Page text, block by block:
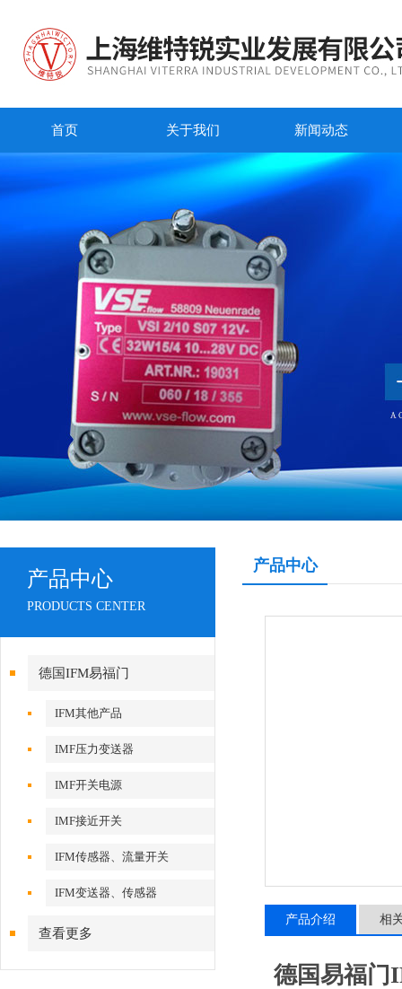
首页 关于我们 新闻动态
产品中心
PRODUCTS CENTER
德国IFM易福门
IFM其他产品
IMF压力变送器
IMF开关电源
IMF接近开关
IFM传感器、流量开关
IFM变送器、传感器
查看更多
产品中心
产品介绍 相
德国易福门